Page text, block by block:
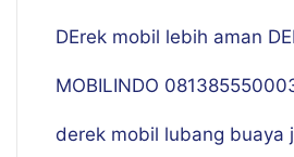
DErek mobil lebih aman
MOBILINDO
derek mobil lubang buaya